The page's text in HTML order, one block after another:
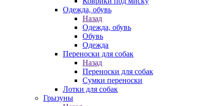
Одежда, обувь
Назад
Одежда, обувь
Обувь
Одежда
Переноски для собак
Назад
Переноски для собак
Сумки переноски
Лотки для собак
Грызуны